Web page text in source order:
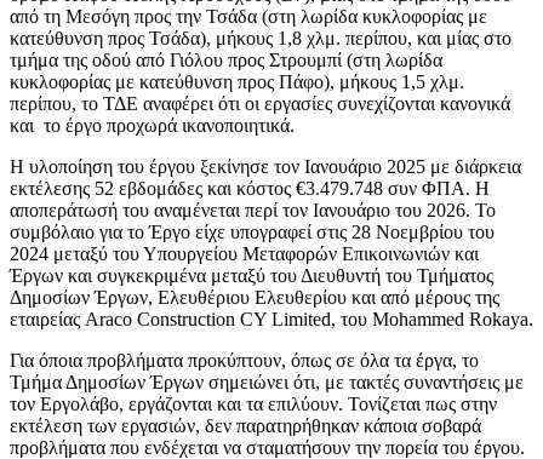
από τη Μεσόγη προς την Τσάδα (στη λωρίδα κυκλοφορίας με
κατεύθυνση προς Τσάδα), μήκους 1,8 χλμ. περίπου, και μίας στο
τμήμα της οδού από Γιόλου προς Στρουμπί (στη λωρίδα
κυκλοφορίας με κατεύθυνση προς Πάφο), μήκους 1,5 χλμ.
περίπου, το ΤΔΕ αναφέρει ότι οι εργασίες συνεχίζονται κανονικά
και το έργο προχωρά ικανοποιητικά.
Η υλοποίηση του έργου ξεκίνησε τον Ιανουάριο 2025 με διάρκεια
εκτέλεσης 52 εβδομάδες και κόστος €3.479.748 συν ΦΠΑ. Η
αποπεράτωσή του αναμένεται περί τον Ιανουάριο του 2026. Το
συμβόλαιο για το Έργο είχε υπογραφεί στις 28 Νοεμβρίου του
2024 μεταξύ του Υπουργείου Μεταφορών Επικοινωνιών και
Έργων και συγκεκριμένα μεταξύ του Διευθυντή του Τμήματος
Δημοσίων Έργων, Ελευθέριου Ελευθερίου και από μέρους της
εταιρείας Araco Construction CY Limited, του Mohammed Rokaya.
Για όποια προβλήματα προκύπτουν, όπως σε όλα τα έργα, το
Τμήμα Δημοσίων Έργων σημειώνει ότι, με τακτές συναντήσεις με
τον Εργολάβο, εργάζονται και τα επιλύουν. Τονίζεται πως στην
εκτέλεση των εργασιών, δεν παρατηρήθηκαν κάποια σοβαρά
προβλήματα που ενδέχεται να σταματήσουν την πορεία του έργου.